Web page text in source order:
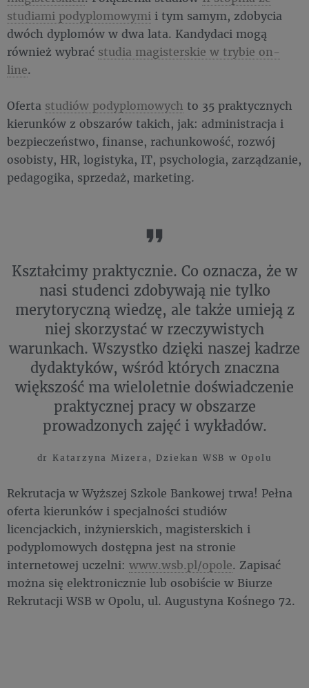
studiami podyplomowymi i tym samym, zdobycia
dwóch dyplomów w dwa lata. Kandydaci mogą
również wybrać studia magisterskie w trybie on-
line.
Oferta studiów podyplomowych to 35 praktycznych
kierunków z obszarów takich, jak: administracja i
bezpieczeństwo, finanse, rachunkowość, rozwój
osobisty, HR, logistyka, IT, psychologia, zarządzanie,
pedagogika, sprzedaż, marketing.
Kształcimy praktycznie. Co oznacza, że w
nasi studenci zdobywają nie tylko
merytoryczną wiedzę, ale także umieją z
niej skorzystać w rzeczywistych
warunkach. Wszystko dzięki naszej kadrze
dydaktyków, wśród których znaczna
większość ma wieloletnie doświadczenie
praktycznej pracy w obszarze
prowadzonych zajęć i wykładów.
dr Katarzyna Mizera, Dziekan WSB w Opolu
Rekrutacja w Wyższej Szkole Bankowej trwa! Pełna
oferta kierunków i specjalności studiów
licencjackich, inżynierskich, magisterskich i
podyplomowych dostępna jest na stronie
internetowej uczelni: www.wsb.pl/opole. Zapisać
można się elektronicznie lub osobiście w Biurze
Rekrutacji WSB w Opolu, ul. Augustyna Kośnego 72.